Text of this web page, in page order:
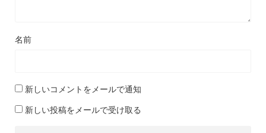
名前
新しいコメントをメールで通知
新しい投稿をメールで受け取る